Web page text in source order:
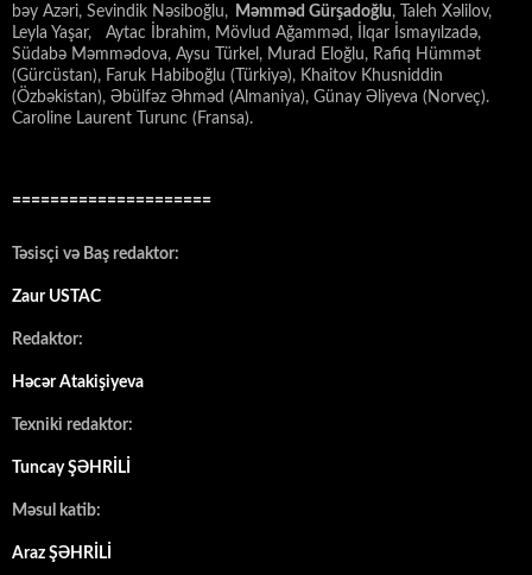
bəy Azəri, Sevindik Nəsiboğlu, Məmməd Gürşadoğlu, Taleh Xəlilov,
Leyla Yaşar, Aytac İbrahim, Mövlud Ağamməd, İlqar İsmayılzadə,
Südabə Məmmədova, Aysu Türkel, Murad Eloğlu, Rafiq Hümmət
(Gürcüstan), Faruk Habiboğlu (Türkiyə), Khaitov Khusniddin
(Özbəkistan), Əbülfəz Əhməd (Almaniya), Günay Əliyeva (Norveç).
Caroline Laurent Turunc (Fransa).
=====================
Təsisçi və Baş redaktor:
Zaur USTAC
Redaktor:
Həcər Atakişiyeva
Texniki redaktor:
Tuncay ŞƏHRİLİ
Məsul katib:
Araz ŞƏHRİLİ